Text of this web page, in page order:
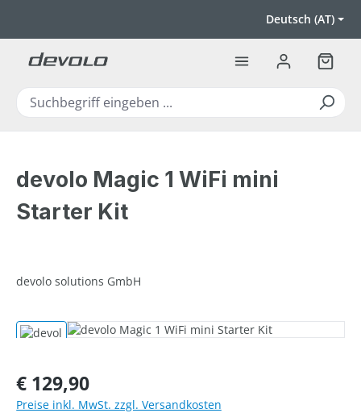
Deutsch (AT)
devolo Magic 1 WiFi mini
Starter Kit
devolo solutions GmbH
Bildergalerie überspringen
Regulärer Preis:
€ 129,90
Preise inkl. MwSt. zzgl. Versandkosten